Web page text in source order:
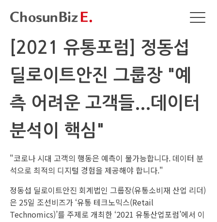
[2021 유통포럼] 정동섭
딜로이트안진 그룹장 "예
측 어려운 고객들...데이터
분석이 핵심"
"코로나 시대 고객의 행동은 예측이 불가능합니다. 데이터 분
석으로 최적의 디지털 경험을 제공해야 합니다."
정동섭 딜로이트안진 회계법인 그룹장(유통소비재 산업 리더)
은 25일 조선비즈가 ‘유통 테크노믹스(Retail
Technomics)’를 주제로 개최한 ‘2021 유통산업포럼’에서 이